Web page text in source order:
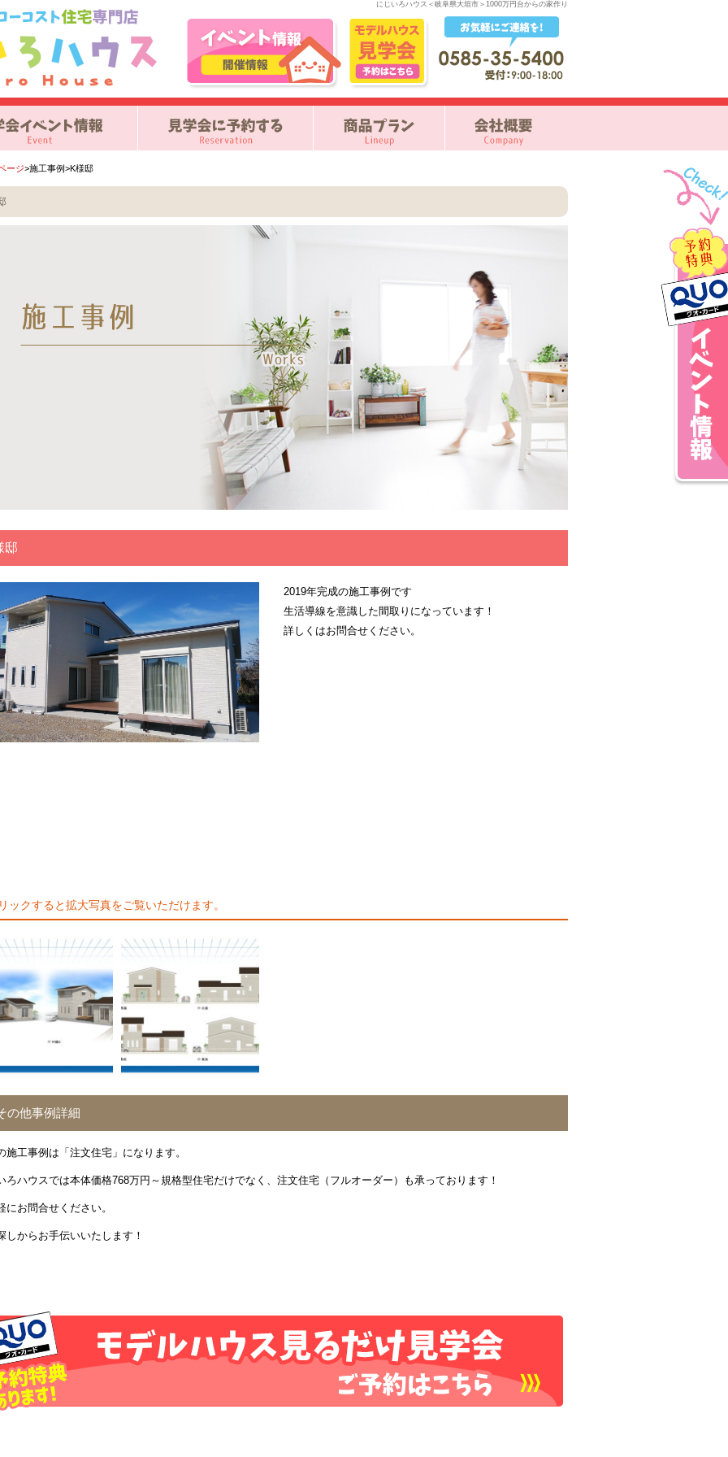
にじいろハウス＜岐阜県大垣市＞1000万円台からの家作り
ージ>施工事例>K様邸
邸
2019年完成の施工事例です
生活導線を意識した間取りになっています！
詳しくはお問合せください。
ックすると拡大写真をご覧いただけます。
の他事例詳細
施工事例は「注文住宅」になります。
ろハウスでは本体価格768万円～規格型住宅だけでなく、注文住宅（フルオーダー）も承っております！
にお問合せください。
しからお手伝いいたします！